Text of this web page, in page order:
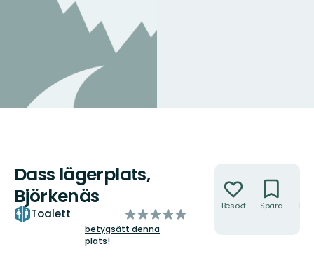
Dass lägerplats,
Björkenäs
Toalett
av
5
betygsätt denna
plats!
Besökt Spara